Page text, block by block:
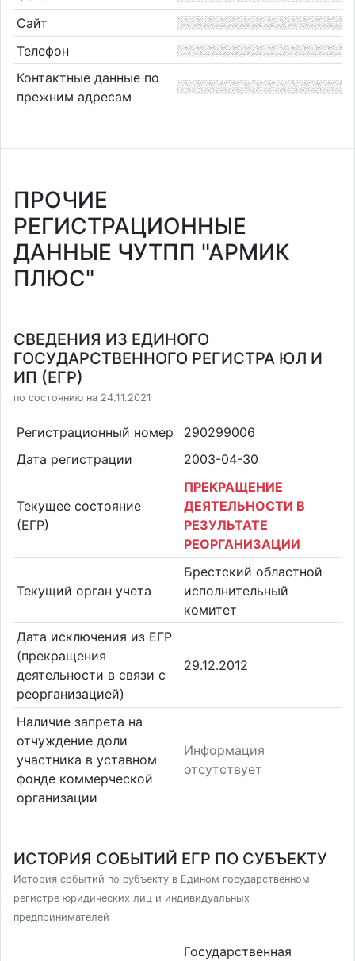
Сайт
Телефон
Контактные данные по
прежним адресам
ПРОЧИЕ
РЕГИСТРАЦИОННЫЕ
ДАННЫЕ ЧУТПП "АРМИК
ПЛЮС"
СВЕДЕНИЯ ИЗ ЕДИНОГО
ГОСУДАРСТВЕННОГО РЕГИСТРА ЮЛ И
ИП (ЕГР)
по состоянию на 24.11.2021
Регистрационный номер
290299006
Дата регистрации
2003-04-30
Текущее состояние
(ЕГР)
ПРЕКРАЩЕНИЕ
ДЕЯТЕЛЬНОСТИ В
РЕЗУЛЬТАТЕ
РЕОРГАНИЗАЦИИ
Текущий орган учета
Брестский областной
исполнительный
комитет
Дата исключения из ЕГР
(прекращения
деятельности в связи с
реорганизацией)
29.12.2012
Наличие запрета на
отчуждение доли
участника в уставном
фонде коммерческой
организации
Информация
отсутствует
ИСТОРИЯ СОБЫТИЙ ЕГР ПО СУБЪЕКТУ
История событий по субъекту в Едином государственном
регистре юридических лиц и индивидуальных
предпринимателей
Государственная